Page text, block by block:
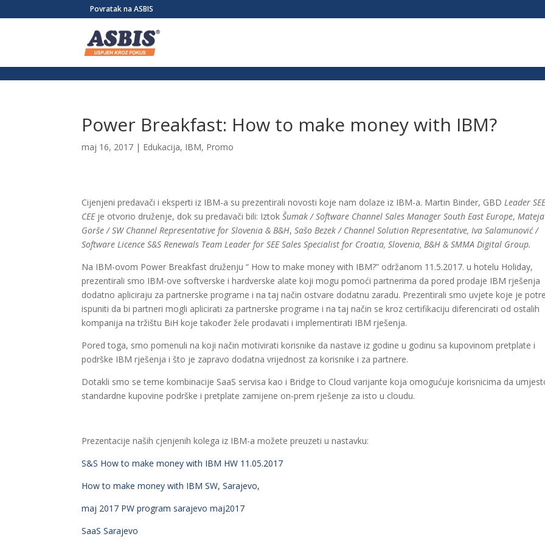
/* Link */ #et-secondary-nav .menu-item a{ position:relative; left:-955px; }
Povratak na ASBIS
Power Breakfast: How to make money with IBM?
maj 16, 2017 | Edukacija, IBM, Promo
Cijenjeni predavači i eksperti iz IBM-a su prezentirali novosti koje nam dolaze iz IBM-a. Martin Binder, GBDLeader
CEEje otvorio druženje, dok su predavači bili: IztokŠumak / Software Channel Sales Manager South East Europe,Mateja
Gorše / SW Channel Representative for Slovenia & B&H,Sašo Bezek / Channel Solution Representative, Iva Salamunović /
Software Licence S&S Renewals Team Leader for SEE Sales Specialist for Croatia, Slovenia, B&H & SMMA Digital Group.
Na IBM-ovom Power Breakfast druženju “ How to make money with IBM?” održanom 11.5.2017. u hotelu Holiday,
prezentirali smo IBM-ove softverske i hardverske alate koji mogu pomoći partnerima da pored prodaje IBM rješenja
dodatno apliciraju za partnerske programe i na taj način ostvare dodatnu zaradu. Prezentirali smo uvjete koje je
ispuniti da bi partneri mogli aplicirati za partnerske programe i na taj način se kroz certifikaciju diferencirati od ostalih
kompanija na tržištu BiH koje također žele prodavati i implementirati IBM rješenja.
Pored toga, smo pomenuli na koji način motivirati korisnike da nastave iz godine u godinu sa kupovinom pretplate i
podrške IBM rješenja i što je zapravo dodatna vrijednost za korisnike i za partnere.
Dotakli smo se teme kombinacije SaaS servisa kao i Bridge to Cloud varijante koja omogućuje korisnicima da
standardne kupovine podrške i pretplate zamijene on-prem rješenje za isto u cloudu.
Prezentacije naših cjenjenih kolega iz IBM-a možete preuzeti u nastavku:
S&S How to make money with IBM HW 11.05.2017
How to make money with IBM SW, Sarajevo,
maj 2017 PW program sarajevo maj2017
SaaS Sarajevo